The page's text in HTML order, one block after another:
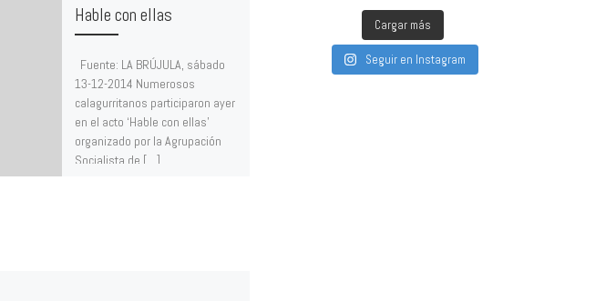
Hable con ellas
Fuente: LA BRÚJULA, sábado
13-12-2014 Numerosos
calagurritanos participaron ayer
en el acto ‘Hable con ellas’
organizado por la Agrupación
Socialista de […]
de Calahorra ha aprobado
esta noche por
Cargar más
Seguir en Instagram